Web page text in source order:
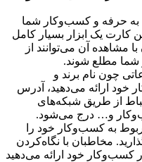
به حرفه و کسب‌وکار شما
یک ابزار بسیار کامل
مشاهده آن می‌توانند از
مطلع شوند.
چون نام برند و
خود ارائه می‌دهید، آدرس
از طریق شبکه‌های
و… درج می‌شود.
به کسب‌وکار خود را
مخاطبان با نگاه‌کردن
کسب‌وکار خود ارائه می‌دهید